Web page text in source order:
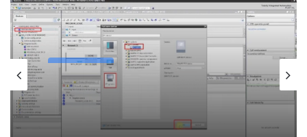
PLC-SCADA
August 10, 2025
Komunikasi WinCC Profesional dengan
PLC Siemens